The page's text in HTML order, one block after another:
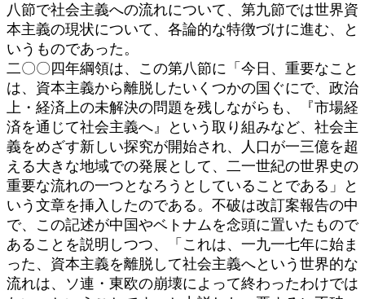
八節で社会主義への流れについて、第九節では世界資
本主義の現状について、各論的な特徴づけに進む、と
いうものであった。
二〇〇四年綱領は、この第八節に「今日、重要なこと
は、資本主義から離脱したいくつかの国ぐにで、政治
上・経済上の未解決の問題を残しながらも、『市場経
済を通じて社会主義へ』という取り組みなど、社会主
義をめざす新しい探究が開始され、人口が一三億を超
える大きな地域での発展として、二一世紀の世界史の
重要な流れの一つとなろうとしていることである」と
いう文章を挿入したのである。不破は改訂案報告の中
で、この記述が中国やベトナムを念頭に置いたもので
あることを説明しつつ、「これは、一九一七年に始ま
った、資本主義を離脱して社会主義へという世界的な
流れは、ソ連・東欧の崩壊によって終わったわけでは